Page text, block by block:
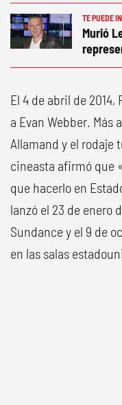
TE PUEDE
Murió
El 4 de abril de
a Evan Webber. Más
Allamand y el rodaje
cineasta afirmó que
que hacerlo en
lanzó el 23 de enero
Sundance y el 9 de
en las salas